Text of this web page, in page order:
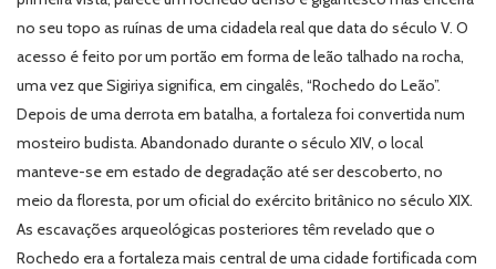
no seu topo as ruínas de uma cidadela real que data do século V. O
acesso é feito por um portão em forma de leão talhado na rocha,
uma vez que Sigiriya significa, em cingalês, “Rochedo do Leão”.
Depois de uma derrota em batalha, a fortaleza foi convertida num
mosteiro budista. Abandonado durante o século XIV, o local
manteve-se em estado de degradação até ser descoberto, no
meio da floresta, por um oficial do exército britânico no século XIX.
As escavações arqueológicas posteriores têm revelado que o
Rochedo era a fortaleza mais central de uma cidade fortificada com